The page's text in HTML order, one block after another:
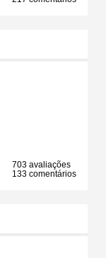
703 avaliações
133 comentários